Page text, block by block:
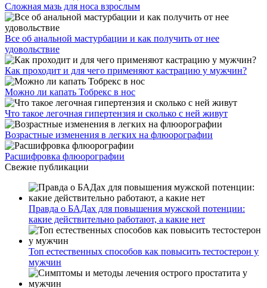
Сложная мазь для носа взрослым
Все об анальной мастурбации и как получить от нее
удовольствие
Как проходит и для чего применяют кастрацию у мужчин?
Можно ли капать Тобрекс в нос
Что такое легочная гипертензия и сколько с ней живут
Возрастные изменения в легких на флюорографии
Расшифровка флюорографии
Свежие публикации
Правда о БАДах для повышения мужской потенции:
какие действительно работают, а какие нет
Топ естественных способов как повысить тестостерон у
мужчин